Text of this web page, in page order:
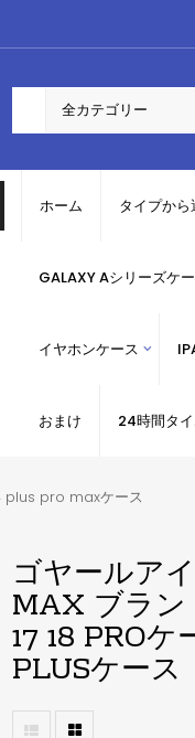
ホーム タイプか
GALAXY Aシリーズケ
イヤホンケース
おまけ 24時間タ
plus pro maxケース
ゴヤールア
MAX ブラン
17 18 PRO
PLUSケース